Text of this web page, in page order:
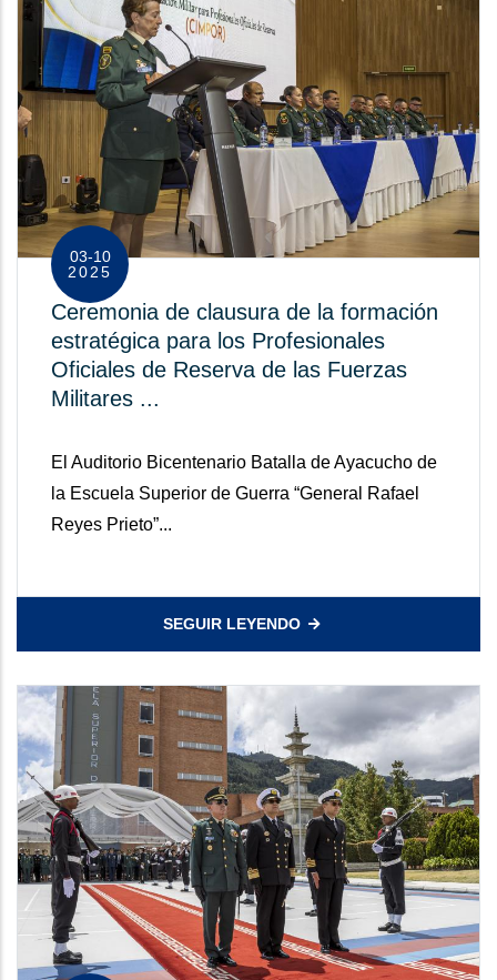
03-10
2025
Ceremonia de clausura de la formación
estratégica para los Profesionales
Oficiales de Reserva de las Fuerzas
Militares ...
El Auditorio Bicentenario Batalla de Ayacucho de
la Escuela Superior de Guerra “General Rafael
Reyes Prieto”...
SEGUIR LEYENDO